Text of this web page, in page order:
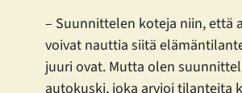
– Suunnittelen koteja niin, että
voivat nauttia siitä
juuri ovat. Mutta olen
autokuski, joka arvioi tilanteita